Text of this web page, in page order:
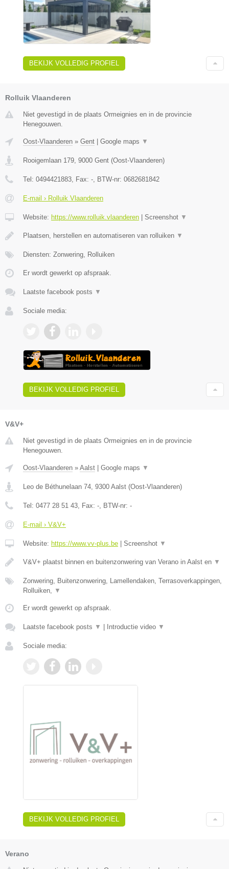
BEKIJK VOLLEDIG PROFIEL
Rolluik Vlaanderen
Niet gevestigd in de plaats Ormeignies en in de provincie
Henegouwen.
Oost-Vlaanderen » Gent Google maps ▼
Rooigemlaan 179, 9000 Gent (Oost-Vlaanderen)
Tel: 0494421883, Fax: -, BTW-nr: 0682681842
E-mail › Rolluik Vlaanderen
Website: https://www.rolluik.vlaanderen Screenshot ▼
Plaatsen, herstellen en automatiseren van rolluiken ▼
Diensten: Zonwering, Rolluiken
Er wordt gewerkt op afspraak.
Laatste facebook posts ▼
Sociale media:
BEKIJK VOLLEDIG PROFIEL
V&V+
Niet gevestigd in de plaats Ormeignies en in de provincie
Henegouwen.
Oost-Vlaanderen » Aalst Google maps ▼
Leo de Béthunelaan 74 9300 Aalst (Oost-Vlaanderen)
Tel: 0477 28 51 43 , Fax: - , BTW-nr: -
E-mail › V&V+
Website: https://www.vv-plus.be Screenshot ▼
V&V+ plaatst binnen en buitenzonwering van Verano in Aalst en ▼
Zonwering, Buitenzonwering, Lamellendaken, Terrasoverkappingen,
Rolluiken,
▼
Er wordt gewerkt op afspraak.
Laatste facebook posts ▼ Introductie video ▼
Sociale media:
BEKIJK VOLLEDIG PROFIEL
Verano